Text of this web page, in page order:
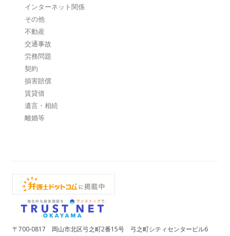
インターネット関係
その他
不動産
交通事故
労務問題
契約
損害賠償
賃貸借
遺言・相続
離婚等
〒700-0817 岡山市北区弓之町2番15号 弓之町シティセンタービル6